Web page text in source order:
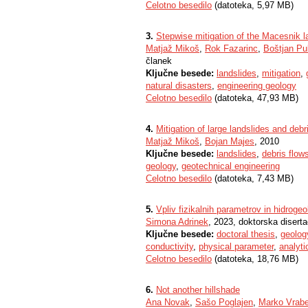
Celotno besedilo (datoteka, 5,97 MB)
3. Stepwise mitigation of the Macesnik
Matjaž Mikoš, Rok Fazarinc, Boštjan
članek
Ključne besede: landslides, mitigation,
natural disasters, engineering geology
Celotno besedilo (datoteka, 47,93 MB)
4. Mitigation of large landslides and
Matjaž Mikoš, Bojan Majes, 2010
Ključne besede: landslides, debris
geology, geotechnical engineering
Celotno besedilo (datoteka, 7,43 MB)
5. Vpliv fizikalnih parametrov in
Simona Adrinek, 2023, doktorska
Ključne besede: doctoral thesis,
conductivity, physical parameter,
Celotno besedilo (datoteka, 18,76 MB)
6. Not another hillshade
Ana Novak, Sašo Poglajen, Marko